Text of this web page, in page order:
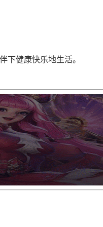
下健康快乐地生活。